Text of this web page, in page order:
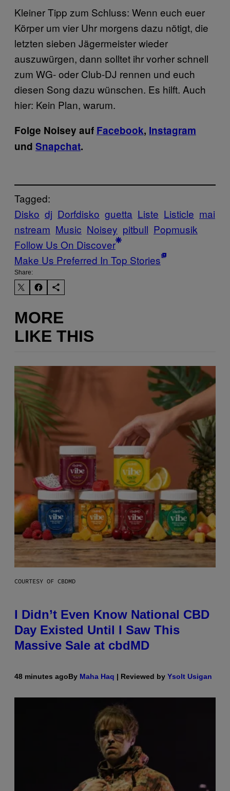
Kleiner Tipp zum Schluss: Wenn euch euer
Körper um vier Uhr morgens dazu nötigt, die
letzten sieben Jägermeister wieder
auszuwürgen, dann solltet ihr vorher schnell
zum WG- oder Club-DJ rennen und euch
diesen Song dazu wünschen. Es hilft. Auch
hier: Kein Plan, warum.
Folge Noisey auf Facebook, Instagram
und Snapchat.
Tagged:
Disko dj Dorfdisko guetta Liste Listicle mai
nstream Music Noisey pitbull Popmusik
Follow Us On Discover
Make Us Preferred In Top Stories
Share:
MORE
LIKE THIS
COURTESY OF CBDMD
I Didn’t Even Know National CBD
Day Existed Until I Saw This
Massive Sale at cbdMD
48 minutes agoBy Maha Haq | Reviewed by Ysolt Usigan